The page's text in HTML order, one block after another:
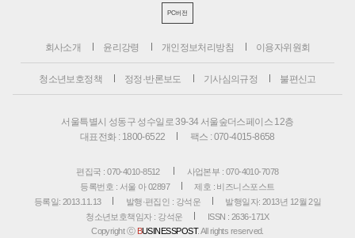
PC버전
회사소개 윤리강령 개인정보처리방침 이용자위원회
청소년보호정책 정정·반론보도 기사심의규정 불편신고
서울특별시 성동구 성수일로 39-34 서울숲더스페이스 12층
대표전화 : 1800-6522
팩스 : 070-4015-8658
편집국 : 070-4010-8512
사업본부 : 070-4010-7078
등록번호 : 서울 아 02897
제호 : 비즈니스포스트
등록일: 2013.11.13
발행·편집인 : 강석운
발행일자: 2013년 12월 2일
청소년보호책임자 : 강석운
ISSN : 2636-171X
Copyright ⓒ BUSINESSPOST. All rights reserved.